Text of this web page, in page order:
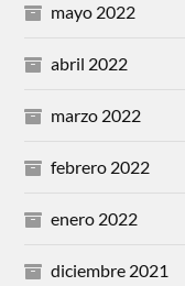
mayo 2022
abril 2022
marzo 2022
febrero 2022
enero 2022
diciembre 2021